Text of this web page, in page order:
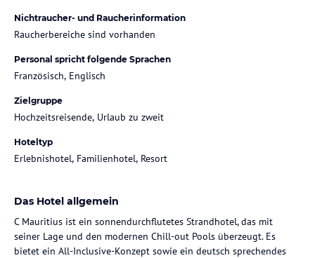
Nichtraucher- und Raucherinformation
Raucherbereiche sind vorhanden
Personal spricht folgende Sprachen
Französisch, Englisch
Zielgruppe
Hochzeitsreisende, Urlaub zu zweit
Hoteltyp
Erlebnishotel, Familienhotel, Resort
Das Hotel allgemein
C Mauritius ist ein sonnendurchflutetes Strandhotel, das mit
seiner Lage und den modernen Chill-out Pools überzeugt. Es
bietet ein All-Inclusive-Konzept sowie ein deutsch sprechendes